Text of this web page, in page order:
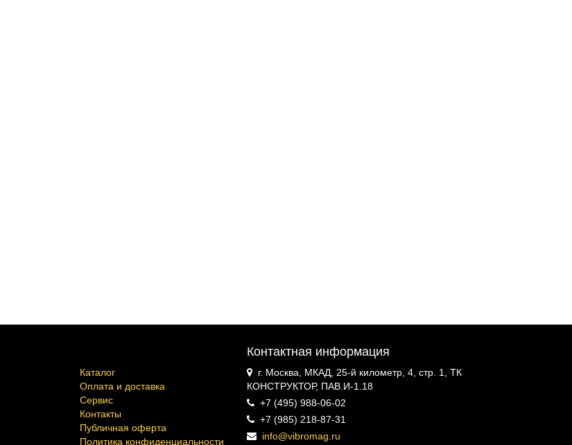
Каталог
Оплата и доставка
Сервис
Контакты
Публичная оферта
Политика конфиденциальности
Контактная информация
г. Москва, МКАД, 25-й километр, 4, стр. 1, ТК
КОНСТРУКТОР, ПАВ.И-1.18
+7 (495) 988-06-02
+7 (985) 218-87-31
info@vibromag.ru